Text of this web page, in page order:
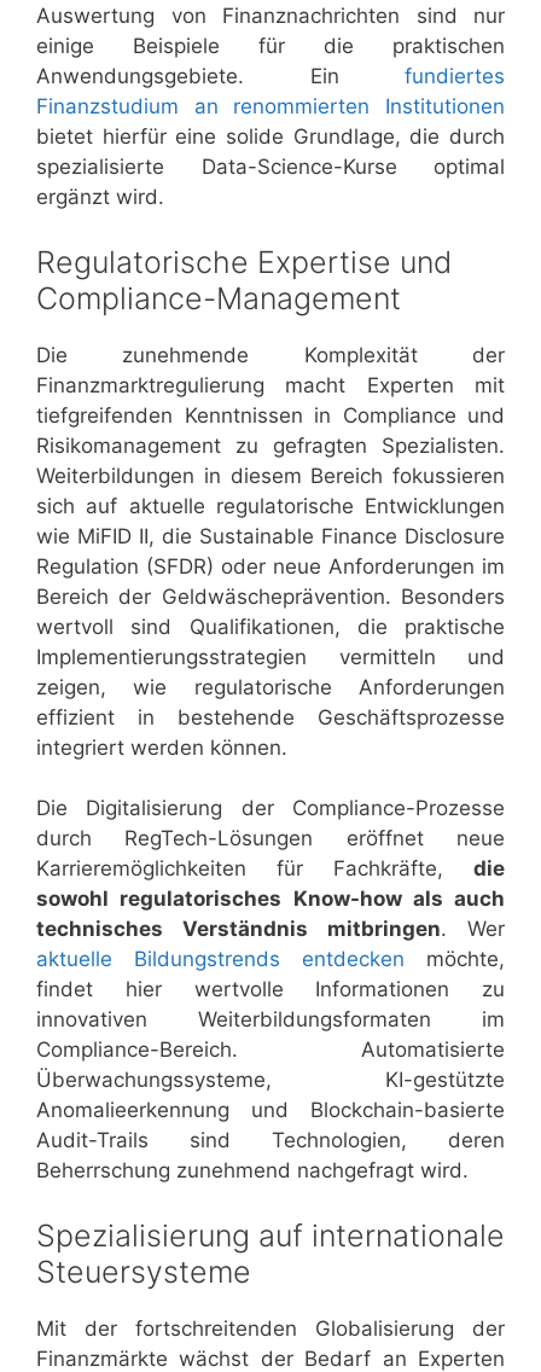
Auswertung von Finanznachrichten sind nur
einige Beispiele für die praktischen
Anwendungsgebiete. Ein fundiertes
Finanzstudium an renommierten Institutionen
bietet hierfür eine solide Grundlage, die durch
spezialisierte Data-Science-Kurse optimal
ergänzt wird.
Regulatorische Expertise und
Compliance-Management
Die zunehmende Komplexität der
Finanzmarktregulierung macht Experten mit
tiefgreifenden Kenntnissen in Compliance und
Risikomanagement zu gefragten Spezialisten.
Weiterbildungen in diesem Bereich fokussieren
sich auf aktuelle regulatorische Entwicklungen
wie MiFID II, die Sustainable Finance Disclosure
Regulation (SFDR) oder neue Anforderungen im
Bereich der Geldwäscheprävention. Besonders
wertvoll sind Qualifikationen, die praktische
Implementierungsstrategien vermitteln und
zeigen, wie regulatorische Anforderungen
effizient in bestehende Geschäftsprozesse
integriert werden können.
Die Digitalisierung der Compliance-Prozesse
durch RegTech-Lösungen eröffnet neue
Karrieremöglichkeiten für Fachkräfte, die
sowohl regulatorisches Know-how als auch
technisches Verständnis mitbringen. Wer
aktuelle Bildungstrends entdecken möchte,
findet hier wertvolle Informationen zu
innovativen Weiterbildungsformaten im
Compliance-Bereich. Automatisierte
Überwachungssysteme, KI-gestützte
Anomalieerkennung und Blockchain-basierte
Audit-Trails sind Technologien, deren
Beherrschung zunehmend nachgefragt wird.
Spezialisierung auf internationale
Steuersysteme
Mit der fortschreitenden Globalisierung der
Finanzmärkte wächst der Bedarf an Experten